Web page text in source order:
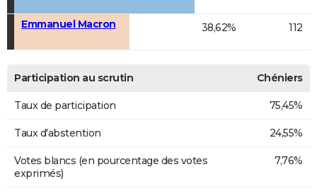
Emmanuel Macron 38,62% 112
Participation au scrutin Chéniers
Taux de participation 75,45%
Taux d'abstention 24,55%
Votes blancs (en pourcentage des votes
exprimés)
7,76%